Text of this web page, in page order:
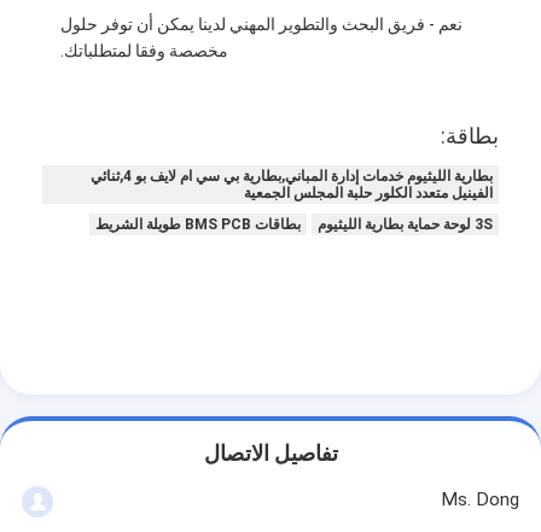
نعم - فريق البحث والتطوير المهني لدينا يمكن أن توفر حلول
مخصصة وفقا لمتطلباتك.
بطاقة:
بطارية الليثيوم خدمات إدارة المباني,بطارية بي سي ام لايف بو 4,ثنائي
الفينيل متعدد الكلور حلبة المجلس الجمعية
3S لوحة حماية بطارية الليثيوم
بطاقات BMS PCB طويلة الشريط
تفاصيل الاتصال
Ms. Dong